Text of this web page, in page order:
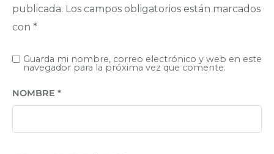
publicada. Los campos obligatorios están marcados
con *
NOMBRE *
Guarda mi nombre, correo electrónico y web en este
navegador para la próxima vez que comente.